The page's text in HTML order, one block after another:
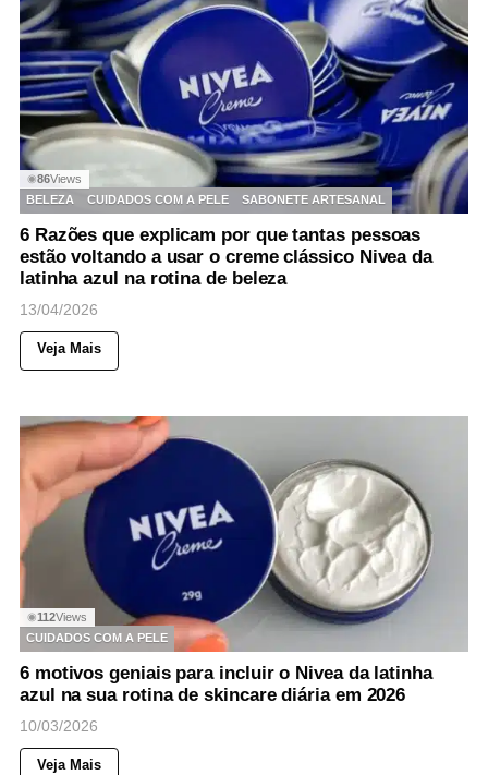
◉86Views
BELEZA
CUIDADOS COM A PELE SABONETE ARTESANAL
6 Razões que explicam por que tantas pessoas
estão voltando a usar o creme clássico Nivea da
latinha azul na rotina de beleza
13/04/2026
Veja Mais
◉112Views
CUIDADOS COM A PELE
6 motivos geniais para incluir o Nivea da latinha
azul na sua rotina de skincare diária em 2026
10/03/2026
Veja Mais